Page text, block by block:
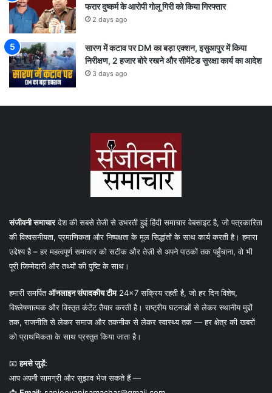
फरार दुष्कर्म के आरोपी गोलू गिरी को किया गिरफ्तार
2 days ago
सारण में कटाव पर DM का बड़ा एक्शन, इसुआपुर में किया
निरीक्षण, 2 हजार बोरे रखने और सीमेंटेड सुरक्षा कार्य का आदेश
3 days ago
संजीवनी समाचारदेश की सबसे तेजी से उभरती हुई हिंदी समाचार वेबसाइट है, जो पत्रकारिता
की विश्वसनीयता, प्रमाणिकता और निष्पक्षता के मूल सिद्धांतों के साथ कार्य करती है। हमारा
उद्देश्य है – हर महत्वपूर्ण समाचार को सटीक और तेज़ी से अपने पाठकों तक पहुँचाना, वो भी
पूरी जिम्मेदारी और तथ्यों की पुष्टि के साथ।
हमारी समर्पितऑनलाइन संपादकीय टीम24×7 सक्रिय रहती है, जो हर दिन विशेष,
विश्लेषणात्मक और विस्तृत कंटेंट तैयार करती है। राष्ट्रीय घटनाओं से लेकर स्थानीय मुद्दों
तक, राजनीति से लेकर समाज और तकनीक से लेकर स्वास्थ्य तक — हर क्षेत्र की खबरों
को प्राथमिकता के साथ प्रस्तुत किया जाता है।
📧हमसे जुड़ें:
आप अपनी सामग्री और सुझाव भेज सकते हैं —